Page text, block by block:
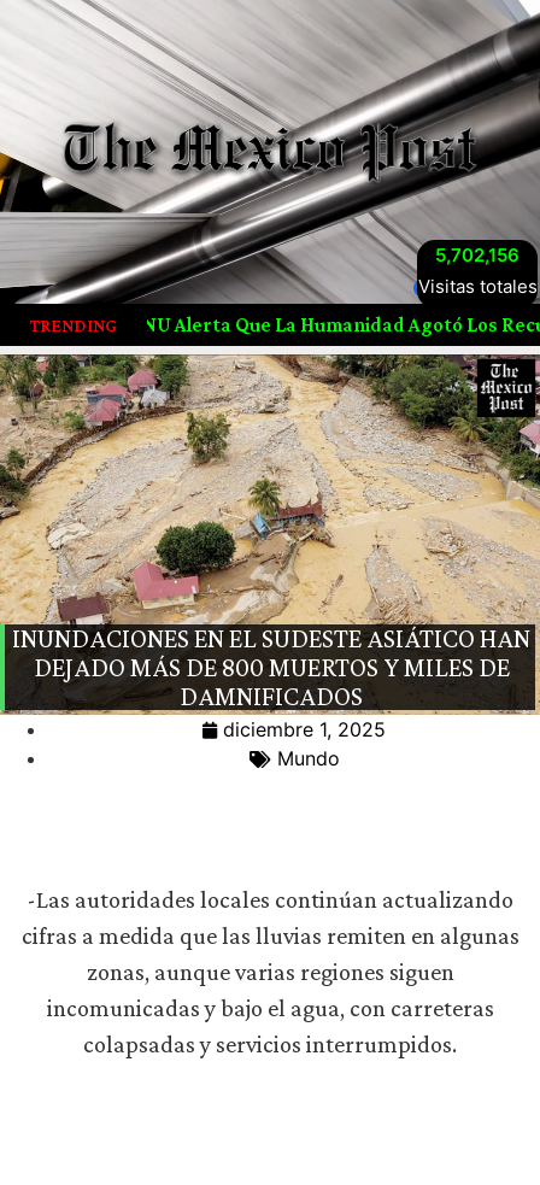
Visitas totales
5,702,156
TRENDING
Alerta Que La Humanidad Agotó Los Recursos
INUNDACIONES EN EL SUDESTE ASIÁTICO HAN
DEJADO MÁS DE 800 MUERTOS Y MILES DE
DAMNIFICADOS
diciembre 1, 2025
Mundo
-Las autoridades locales continúan actualizando
cifras a medida que las lluvias remiten en algunas
zonas, aunque varias regiones siguen
incomunicadas y bajo el agua, con carreteras
colapsadas y servicios interrumpidos.